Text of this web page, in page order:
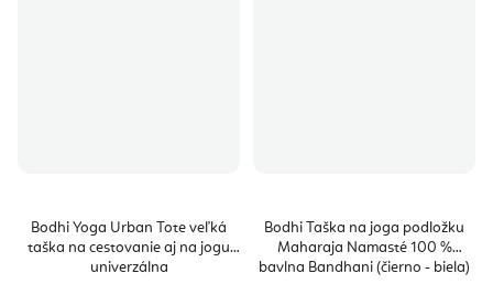
Bodhi Yoga Urban Tote veľká
taška na cestovanie aj na jogu
univerzálna
Bodhi Taška na joga podložku
Maharaja Namasté 100 %
bavlna Bandhani (čierno - biela)